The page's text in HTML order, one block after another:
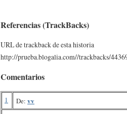
Referencias (TrackBacks)
URL de trackback de esta historia
http://prueba.blogalia.com//trackbacks/
Comentarios
1 De: vv